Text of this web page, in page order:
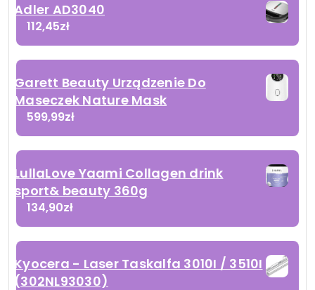
Adler AD3040
112,45zł
Garett Beauty Urządzenie Do
Maseczek Nature Mask
599,99zł
LullaLove Yaami Collagen drink
sport& beauty 360g
134,90zł
Kyocera - Laser Taskalfa 3010I / 3510I
(302NL93030)